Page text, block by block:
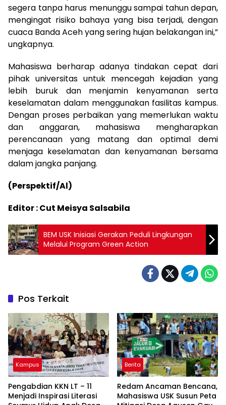
segera tanpa harus menunggu sampai tahun depan,
mengingat risiko bahaya yang bisa terjadi, dengan
cuaca Banda Aceh yang sering hujan belakangan ini,”
ungkapnya.
Mahasiswa berharap adanya tindakan cepat dari
pihak universitas untuk mencegah kejadian yang
lebih buruk dan menjamin kenyamanan serta
keselamatan dalam menggunakan fasilitas kampus.
Dengan proses perbaikan yang memerlukan waktu
dan anggaran, mahasiswa mengharapkan
perencanaan yang matang dan optimal demi
menjaga keselamatan dan kenyamanan bersama
dalam jangka panjang.
(Perspektif/Al)
Editor : Cut Meisya Salsabila
BEM USK Inisiasi Gerakan Peduli Lingkungan
Melalui Program Green Action
Pos Terkait
Kampus
Pengabdian KKN LT – 11
Menjadi Inspirasi Literasi
Berita
Redam Ancaman Bencana,
Mahasiswa USK Susun Peta